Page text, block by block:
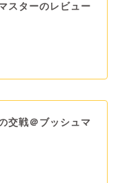
スターのレビュー
交戦＠ブッシュマ